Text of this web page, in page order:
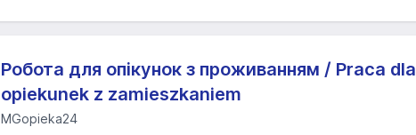
Робота для опікунок з проживанням / Praca dla
opiekunek z zamieszkaniem
MGopieka24